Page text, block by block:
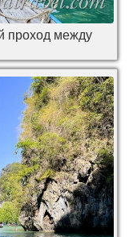
проход между